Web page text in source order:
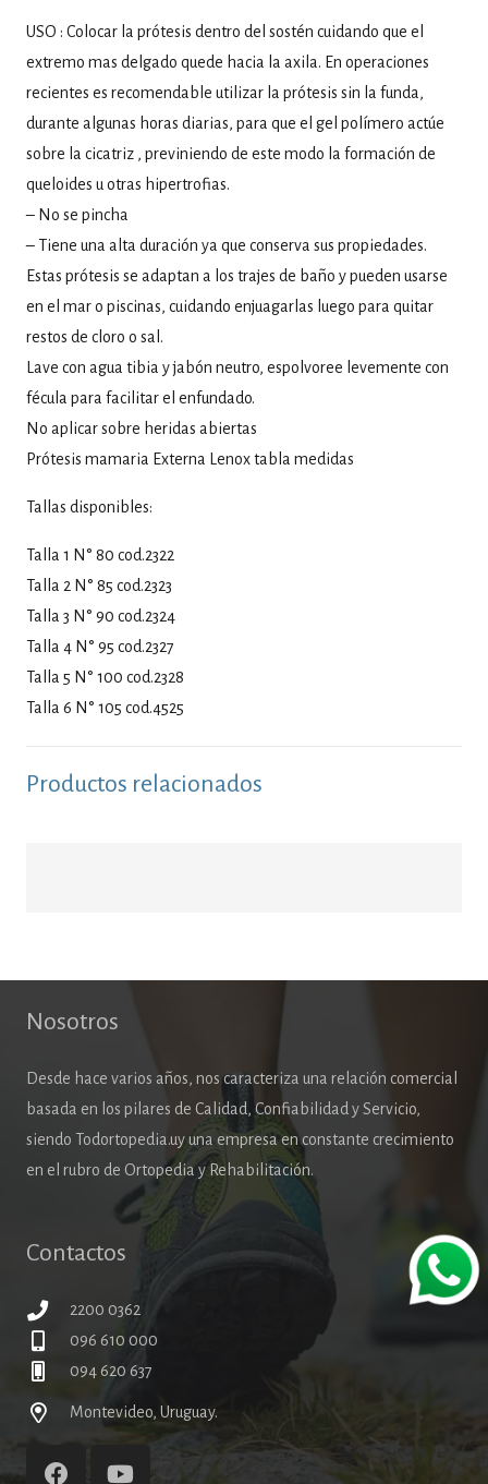
USO : Colocar la prótesis dentro del sostén cuidando que el
extremo mas delgado quede hacia la axila. En operaciones
recientes es recomendable utilizar la prótesis sin la funda,
durante algunas horas diarias, para que el gel polímero actúe
sobre la cicatriz , previniendo de este modo la formación de
queloides u otras hipertrofias.
– No se pincha
– Tiene una alta duración ya que conserva sus propiedades.
Estas prótesis se adaptan a los trajes de baño y pueden usarse
en el mar o piscinas, cuidando enjuagarlas luego para quitar
restos de cloro o sal.
Lave con agua tibia y jabón neutro, espolvoree levemente con
fécula para facilitar el enfundado.
No aplicar sobre heridas abiertas
Prótesis mamaria Externa Lenox tabla medidas
Tallas disponibles:
Talla 1 N° 80 cod.2322
Talla 2 N° 85 cod.2323
Talla 3 N° 90 cod.2324
Talla 4 N° 95 cod.2327
Talla 5 N° 100 cod.2328
Talla 6 N° 105 cod.4525
Productos relacionados
Nosotros
Desde hace varios años, nos caracteriza una relación comercial
basada en los pilares de Calidad, Confiabilidad y Servicio,
siendo Todortopedia.uy una empresa en constante crecimiento
en el rubro de Ortopedia y Rehabilitación.
Contactos
2200 0362
096 610 000
094 620 637
Montevideo, Uruguay.